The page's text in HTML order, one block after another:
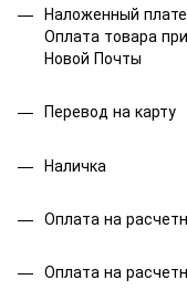
Наложенный
Оплата товара
Новой Почты
Перевод на карту
Наличка
Оплата на
Оплата на